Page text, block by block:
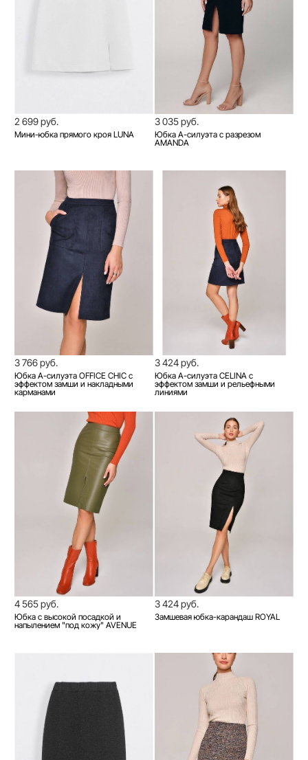
2 699 руб.
Мини-юбка прямого кроя LUNA
3 035 руб.
Юбка A-силуэта с разрезом
AMANDA
3 766 руб.
Юбка А-силуэта OFFICE CHIC с
эффектом замши и накладными
карманами
3 424 руб.
Юбка А-силуэта CELINA с
эффектом замши и рельефными
линиями
4 565 руб.
Юбка с высокой посадкой и
напылением "под кожу" AVENUE
3 424 руб.
Замшевая юбка-карандаш ROYAL